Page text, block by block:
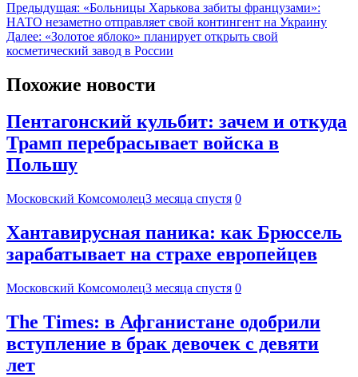
Предыдущая: «Больницы Харькова забиты французами»:
НАТО незаметно отправляет свой контингент на Украину
Далее: «Золотое яблоко» планирует открыть свой
косметический завод в России
Похожие новости
Пентагонский кульбит: зачем и откуда
Трамп перебрасывает войска в
Польшу
Московский Комсомолец3 месяца спустя 0
Хантавирусная паника: как Брюссель
зарабатывает на страхе европейцев
Московский Комсомолец3 месяца спустя 0
The Times: в Афганистане одобрили
вступление в брак девочек с девяти
лет